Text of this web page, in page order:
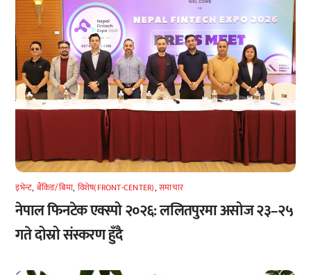
इभेन्ट, बैंकिङ/बिमा, विशेष(FRONT-CENTER),समाचार
नेपाल फिनटेक एक्स्पो २०२६: ललितपुरमा असोज २३–२५
गते दोस्रो संस्करण हुँदै